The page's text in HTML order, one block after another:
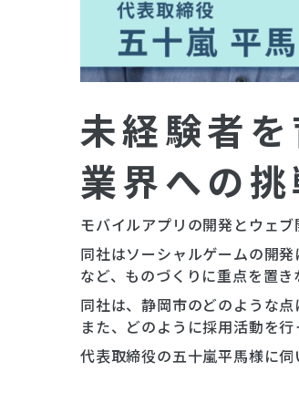
未経験者
業界への挑
モバイルアプリの開発とウェ
同社はソーシャルゲームの開
など、ものづくりに重点を置き
同社は、静岡市のどのような
また、どのように採用活動を
代表取締役の五十嵐平馬様に伺